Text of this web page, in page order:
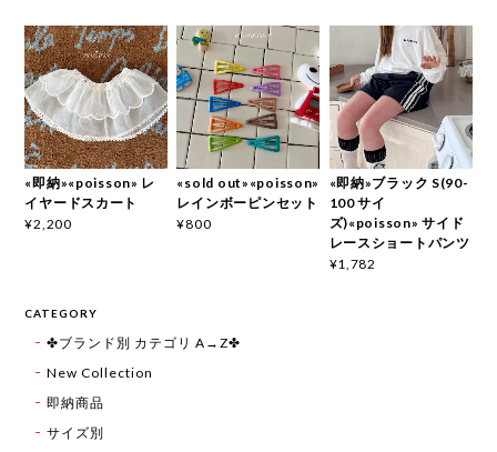
«即納»«poisson» レ
イヤードスカート
¥2,200
«sold out»«poisson»
レインボーピンセット
¥800
«即納»ブラック S(90-
100 サイ
ズ)«poisson» サイド
レースショートパンツ
¥1,782
CATEGORY
✤ブランド別 カテゴリ A→Z✤
New Collection
即納商品
サイズ別